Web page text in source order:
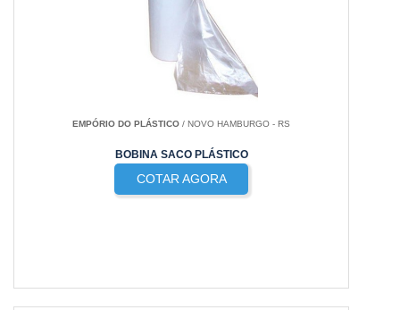
EMPÓRIO DO PLÁSTICO / NOVO HAMBURGO - RS
BOBINA SACO PLÁSTICO
COTAR AGORA